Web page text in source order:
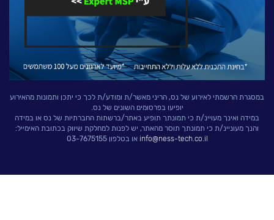
דברו איתנו
במסגרת הרשמתי לאירוע של נס, הריני מאשר/ת ומודע/ת לכך כי יתכן ותמונות מהאירוע
יופיעו בפרסומים השונים של נס.
במידה ואינך מעויינ/ת כי תמונתך תופיע באתר/ברשתות החברתיות של נס או במידה
והנך מעוניינ/ת כי תמונתך תוסר מהאתר, יש לפנות למחלקת שיווק בכתובת האימייל:
info@ness-tech.co.il או בטלפון 03-7675155